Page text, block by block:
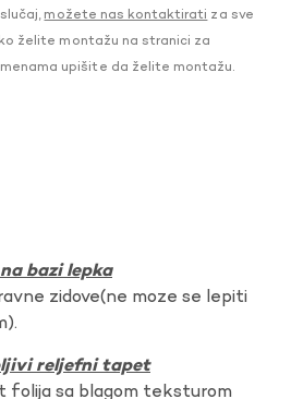
možete nas kontaktirati za sve
želite montažu na stranici za
upišite da želite montažu.
bazi lepka
zidove(ne moze se lepiti
reljefni tapet
folija sa blagom teksturom